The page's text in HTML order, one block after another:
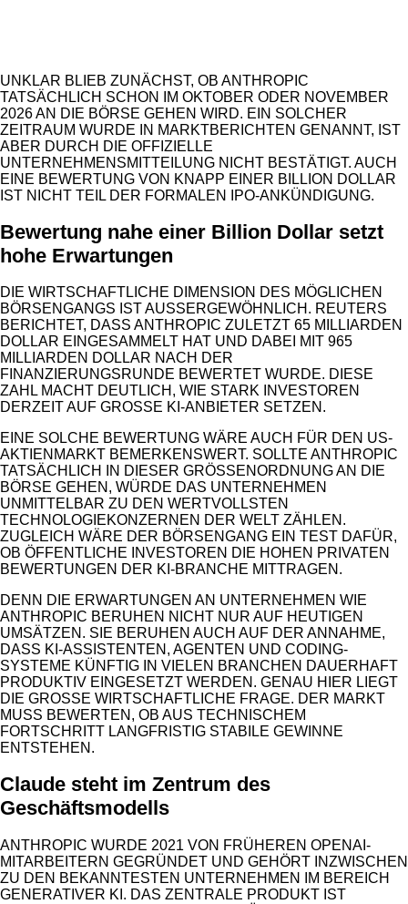
UNKLAR BLIEB ZUNÄCHST, OB ANTHROPIC
TATSÄCHLICH SCHON IM OKTOBER ODER NOVEMBER
2026 AN DIE BÖRSE GEHEN WIRD. EIN SOLCHER
ZEITRAUM WURDE IN MARKTBERICHTEN GENANNT, IST
ABER DURCH DIE OFFIZIELLE
UNTERNEHMENSMITTEILUNG NICHT BESTÄTIGT. AUCH
EINE BEWERTUNG VON KNAPP EINER BILLION DOLLAR
IST NICHT TEIL DER FORMALEN IPO-ANKÜNDIGUNG.
Bewertung nahe einer Billion Dollar setzt
hohe Erwartungen
DIE WIRTSCHAFTLICHE DIMENSION DES MÖGLICHEN
BÖRSENGANGS IST AUSSERGEWÖHNLICH. REUTERS B
ERICHTET, DASS ANTHROPIC ZULETZT 65 MILLIARDEN D
OLLAR EINGESAMMELT HAT UND DABEI MIT 965 M
ILLIARDEN DOLLAR NACH DER F
INANZIERUNGSRUNDE BEWERTET WURDE. DIESE Z
AHL MACHT DEUTLICH, WIE STARK INVESTOREN D
ERZEIT AUF GROSSE KI-ANBIETER SETZEN.
EINE SOLCHE BEWERTUNG WÄRE AUCH FÜR DEN US-
AKTIENMARKT BEMERKENSWERT. SOLLTE ANTHROPIC
TATSÄCHLICH IN DIESER GRÖSSENORDNUNG AN DIE B
ÖRSE GEHEN, WÜRDE DAS UNTERNEHMEN U
NMITTELBAR ZU DEN WERTVOLLSTEN T
ECHNOLOGIEKONZERNEN DER WELT ZÄHLEN. Z
UGLEICH WÄRE DER BÖRSENGANG EIN TEST DAFÜR, O
B ÖFFENTLICHE INVESTOREN DIE HOHEN PRIVATEN B
EWERTUNGEN DER KI-BRANCHE MITTRAGEN.
DENN DIE ERWARTUNGEN AN UNTERNEHMEN WIE
ANTHROPIC BERUHEN NICHT NUR AUF HEUTIGEN
UMSÄTZEN. SIE BERUHEN AUCH AUF DER ANNAHME,
DASS KI-ASSISTENTEN, AGENTEN UND CODING-
SYSTEME KÜNFTIG IN VIELEN BRANCHEN DAUERHAFT
PRODUKTIV EINGESETZT WERDEN. GENAU HIER LIEGT
DIE GROSSE WIRTSCHAFTLICHE FRAGE. DER MARKT M
USS BEWERTEN, OB AUS TECHNISCHEM F
ORTSCHRITT LANGFRISTIG STABILE GEWINNE E
NTSTEHEN.
Claude steht im Zentrum des
Geschäftsmodells
ANTHROPIC WURDE 2021 VON FRÜHEREN OPENAI-
MITARBEITERN GEGRÜNDET UND GEHÖRT INZWISCHEN
ZU DEN BEKANNTESTEN UNTERNEHMEN IM BEREICH
GENERATIVER KI. DAS ZENTRALE PRODUKT IST